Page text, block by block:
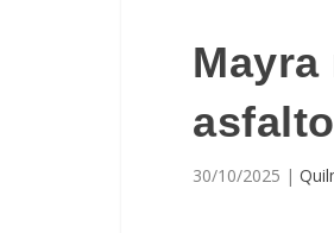
30/10/2025 |